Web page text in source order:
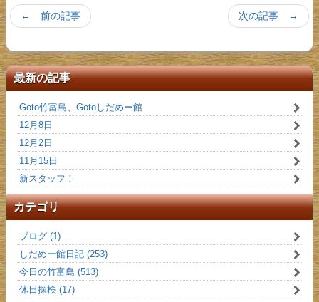
次の記事 →
← 前の記事
最新の記事
Goto竹富島、Gotoしだめー館
12月8日
12月2日
11月15日
新スタッフ！
カテゴリ
ブログ (1)
しだめー館日記 (253)
今日の竹富島 (513)
休日探検 (17)